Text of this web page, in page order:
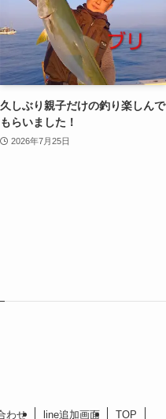
久しぶり親子だけの釣り楽しんで
もらいました！
2026年7月25日
わせ line追加画面 TOP